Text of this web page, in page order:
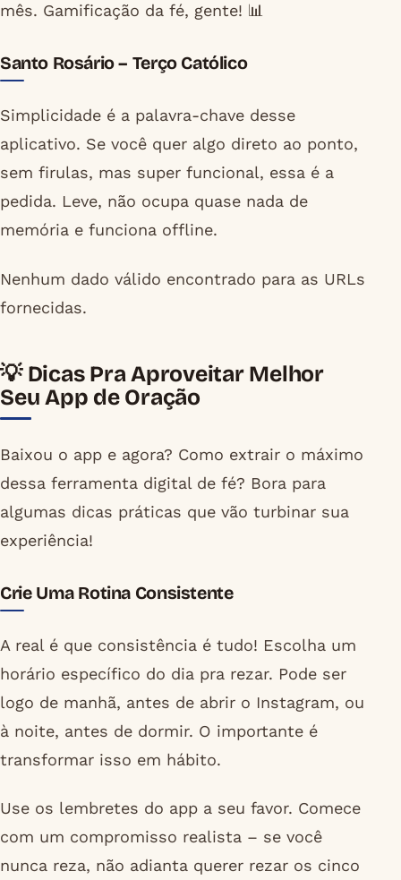
mês. Gamificação da fé, gente! 📊
Santo Rosário – Terço Católico
Simplicidade é a palavra-chave desse
aplicativo. Se você quer algo direto ao ponto,
sem firulas, mas super funcional, essa é a
pedida. Leve, não ocupa quase nada de
memória e funciona offline.
Nenhum dado válido encontrado para as URLs
fornecidas.
💡 Dicas Pra Aproveitar Melhor
Seu App de Oração
Baixou o app e agora? Como extrair o máximo
dessa ferramenta digital de fé? Bora para
algumas dicas práticas que vão turbinar sua
experiência!
Crie Uma Rotina Consistente
A real é que consistência é tudo! Escolha um
horário específico do dia pra rezar. Pode ser
logo de manhã, antes de abrir o Instagram, ou
à noite, antes de dormir. O importante é
transformar isso em hábito.
Use os lembretes do app a seu favor. Comece
com um compromisso realista – se você
nunca reza, não adianta querer rezar os cinco